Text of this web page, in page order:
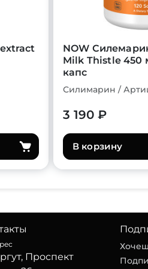
NOW
Milk Thistle 450
капс
Силимарин /
3 190 ₽
В корзину
Проспект